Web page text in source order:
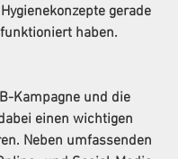
gerade
haben.
Kampagne und die
einen wichtigen
Neben umfassenden